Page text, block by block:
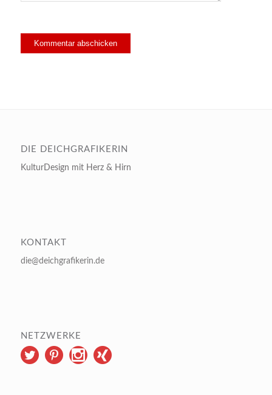
DIE DEICHGRAFIKERIN
KulturDesign mit Herz & Hirn
KONTAKT
die@deichgrafikerin.de
NETZWERKE